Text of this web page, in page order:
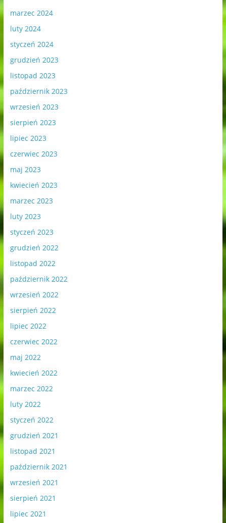
marzec 2024
luty 2024
styczeń 2024
grudzień 2023
listopad 2023
październik 2023
wrzesień 2023
sierpień 2023
lipiec 2023
czerwiec 2023
maj 2023
kwiecień 2023
marzec 2023
luty 2023
styczeń 2023
grudzień 2022
listopad 2022
październik 2022
wrzesień 2022
sierpień 2022
lipiec 2022
czerwiec 2022
maj 2022
kwiecień 2022
marzec 2022
luty 2022
styczeń 2022
grudzień 2021
listopad 2021
październik 2021
wrzesień 2021
sierpień 2021
lipiec 2021